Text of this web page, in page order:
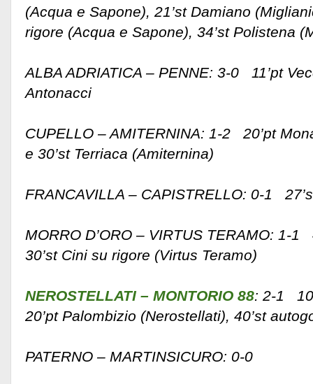
(Acqua e Sapone), 21’st Damiano
rigore (Acqua e Sapone), 34’st Polistena
ALBA ADRIATICA – PENNE: 3-0 11’pt
Antonacci
CUPELLO – AMITERNINA: 1-2 20’pt
e 30’st Terriaca (Amiternina)
FRANCAVILLA – CAPISTRELLO: 0-1
MORRO D’ORO – VIRTUS TERAMO: 1-1
30’st Cini su rigore (Virtus Teramo)
NEROSTELLATI – MONTORIO 88: 2-1
20’pt Palombizio (Nerostellati), 40’st
PATERNO – MARTINSICURO: 0-0